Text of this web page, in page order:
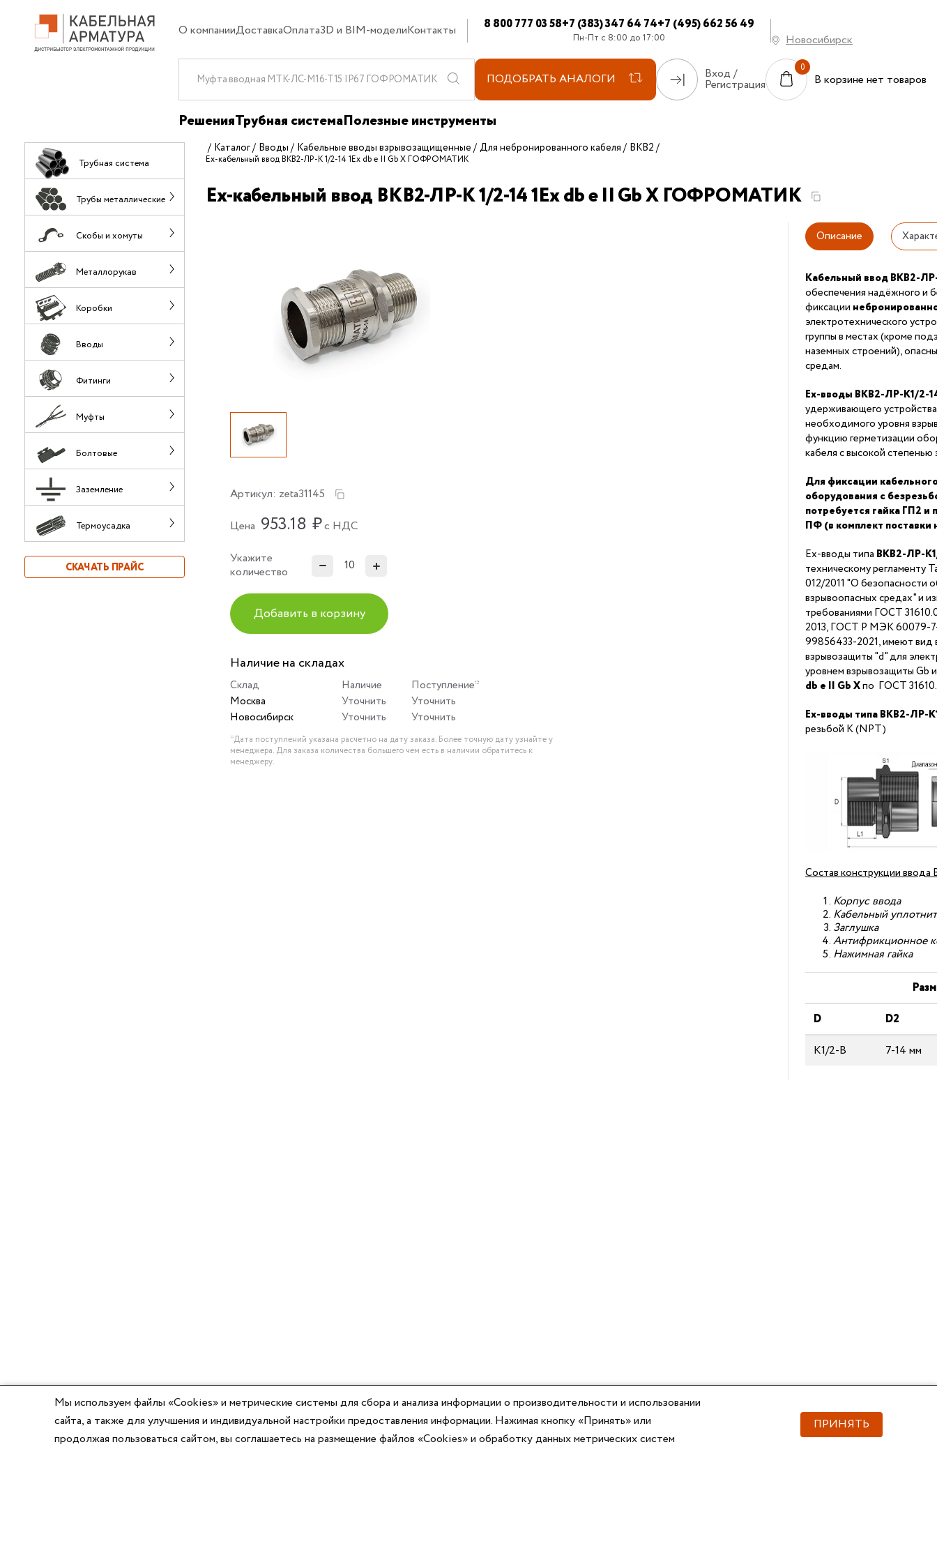
О компанииДоставкаОплата3D и BIM-моделиКонтакты 8 800 777 03 58+7 (383) 347 64 74+7 (495) 662 56 49
Пн-Пт с 8:00 до 17:00 Новосибирск
ПОДОБРАТЬ АНАЛОГИ Вход /
Регистрация В корзине нет товаров
РешенияТрубная системаПолезные инструменты
Трубная система
Трубы металлические
Скобы и хомуты
Металлорукав
Коробки
Вводы
Фитинги
Муфты
Болтовые
Заземление
Термоусадка
СКАЧАТЬ ПРАЙС
Каталог Вводы Кабельные вводы взрывозащищенные Для небронированного кабеля ВКВ2
Ех-кабельный ввод ВКВ2-ЛР-K 1/2-14 1Ex db e II Gb X ГОФРОМАТИК
Ех-кабельный ввод ВКВ2-ЛР-K 1/2-14 1Ex db e II Gb X ГОФРОМАТИК
Артикул: zeta31145
Цена 953.18 ₽с НДС
Укажите
количество
Добавить в корзину
Наличие на складах
Склад Наличие
Поступление*
Москва
Уточнить
Уточнить
Новосибирск
Уточнить Уточнить
*Дата поступлений указана расчетно на дату заказа. Более точную дату узнайте у
менеджера. Для заказа количества большего чем есть в наличии обратитесь к
менеджеру.
Описание
Кабельный ввод ВКВ2-
обеспечения надёжного и
фиксации
электротехнического
группы в местах (кроме
наземных строений),
средам.
Ex-вводы ВКВ2-ЛР-K1/2-
удерживающего
необходимого уровня
функцию герметизации
кабеля с высокой
Для фиксации
оборудования с
потребуется гайка ГП2 и
ПФ (в комплект поставки
Ex-вводы типа ВКВ2-ЛР-
техническому
012/2011 "О безопасности
взрывоопасных средах" и
требованиями ГОСТ
2013, ГОСТ Р МЭК 60079-
99856433-2021, имеют вид
взрывозащиты "d" для
уровнем взрывозащиты Gb
db е II Gb Xпо ГОСТ
Ex-вводы типа ВКВ2-ЛР-
резьбой K (NPT)
Состав конструкции ввода
Корпус ввода
Кабельный
Заглушка
Антифрикционное
Нажимная гайка
D
D2
K1/2-B
7-14 мм
Мы используем файлы «Cookies» и метрические системы для сбора и анализа информации о производительности и использовании
сайта, а также для улучшения и индивидуальной настройки предоставления информации. Нажимая кнопку «Принять» или
продолжая пользоваться сайтом, вы соглашаетесь на размещение файлов «Cookies» и обработку данных метрических систем
ПРИНЯТЬ